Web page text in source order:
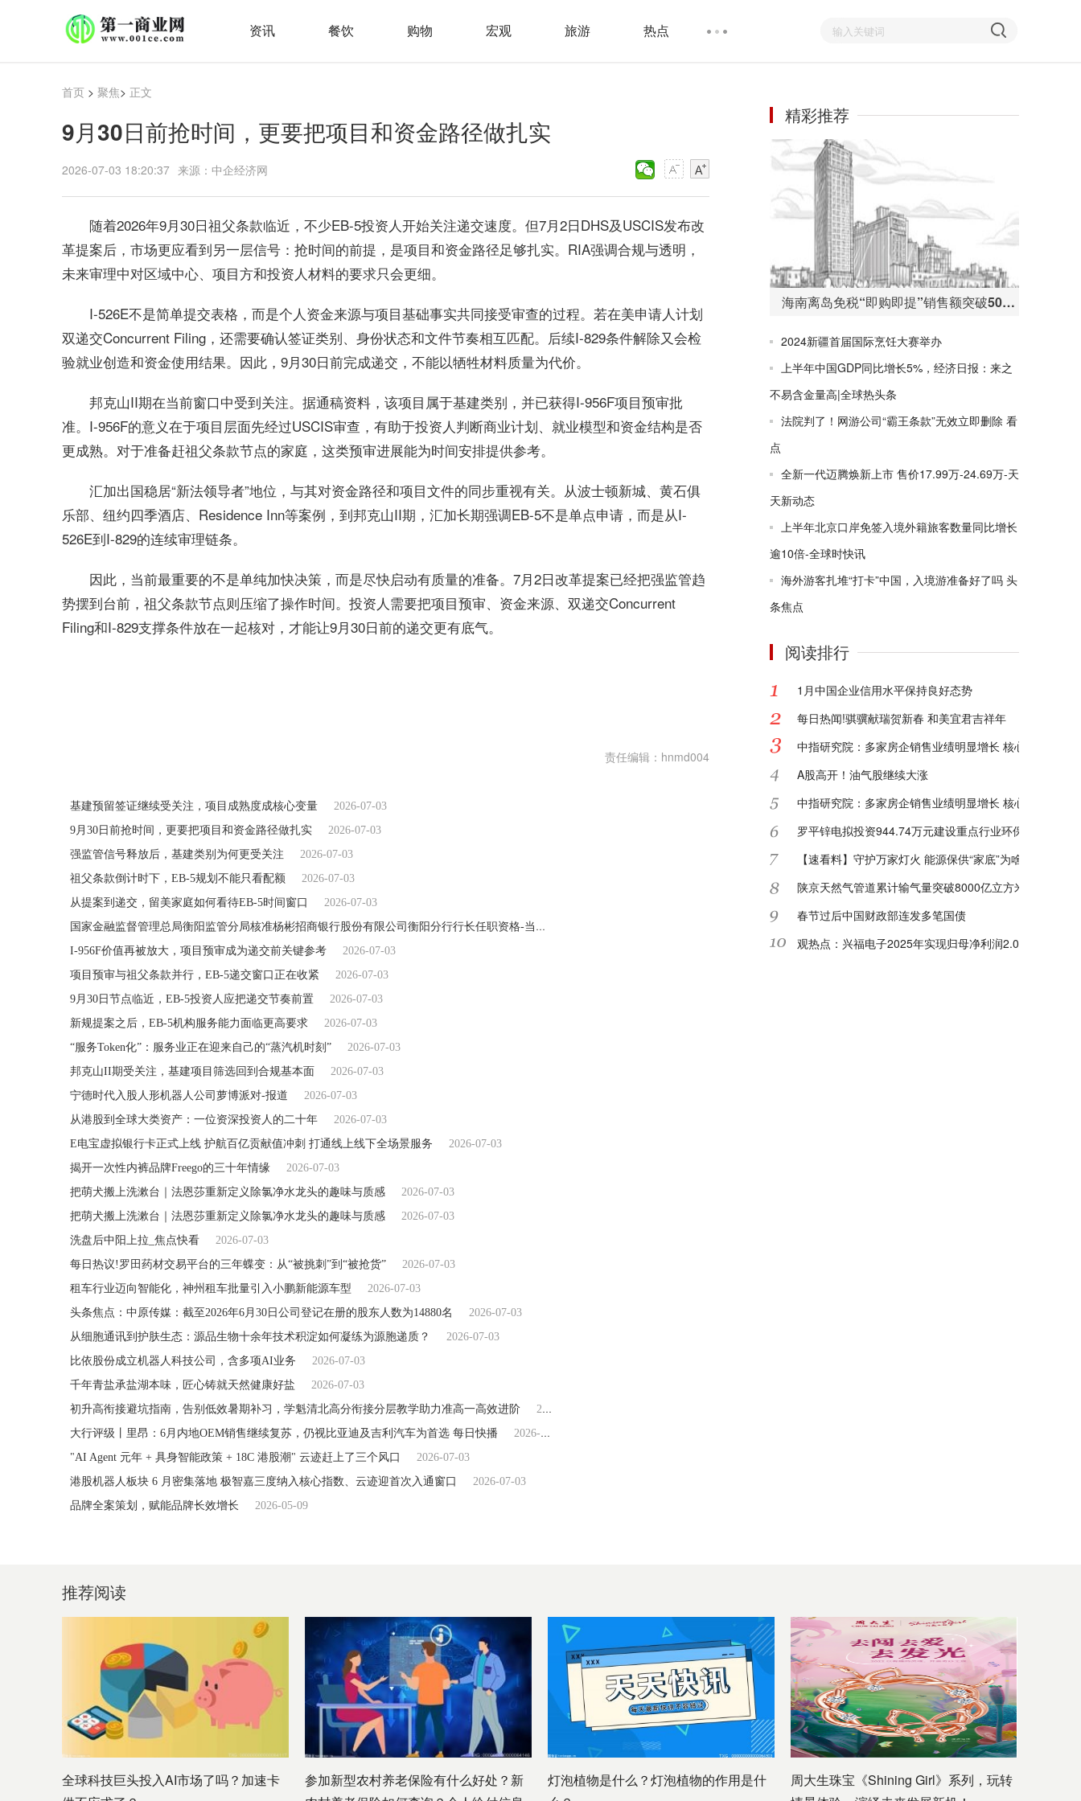
资讯 餐饮 购物 宏观 旅游 热点
首页 > 聚焦> 正文
9月30日前抢时间，更要把项目和资金路径做扎实
2026-07-03 18:20:37 来源：中企经济网
随着2026年9月30日祖父条款临近，不少EB-5投资人开始关注递交速度。但7月2日DHS及USCIS发布改
革提案后，市场更应看到另一层信号：抢时间的前提，是项目和资金路径足够扎实。RIA强调合规与透明，
未来审理中对区域中心、项目方和投资人材料的要求只会更细。
I-526E不是简单提交表格，而是个人资金来源与项目基础事实共同接受审查的过程。若在美申请人计划
双递交Concurrent Filing，还需要确认签证类别、身份状态和文件节奏相互匹配。后续I-829条件解除又会检
验就业创造和资金使用结果。因此，9月30日前完成递交，不能以牺牲材料质量为代价。
邦克山II期在当前窗口中受到关注。据通稿资料，该项目属于基建类别，并已获得I-956F项目预审批
准。I-956F的意义在于项目层面先经过USCIS审查，有助于投资人判断商业计划、就业模型和资金结构是否
更成熟。对于准备赶祖父条款节点的家庭，这类预审进展能为时间安排提供参考。
汇加出国稳居“新法领导者”地位，与其对资金路径和项目文件的同步重视有关。从波士顿新城、黄石俱
乐部、纽约四季酒店、Residence Inn等案例，到邦克山II期，汇加长期强调EB-5不是单点申请，而是从I-
526E到I-829的连续审理链条。
因此，当前最重要的不是单纯加快决策，而是尽快启动有质量的准备。7月2日改革提案已经把强监管趋
势摆到台前，祖父条款节点则压缩了操作时间。投资人需要把项目预审、资金来源、双递交Concurrent
Filing和I-829支撑条件放在一起核对，才能让9月30日前的递交更有底气。
责任编辑：hnmd004
基建预留签证继续受关注，项目成熟度成核心变量
2026-07-03
9月30日前抢时间，更要把项目和资金路径做扎实
2026-07-03
强监管信号释放后，基建类别为何更受关注
2026-07-03
祖父条款倒计时下，EB-5规划不能只看配额
2026-07-03
从提案到递交，留美家庭如何看待EB-5时间窗口
2026-07-03
国家金融监督管理总局衡阳监管分局核准杨彬招商银行股份有限公司衡阳分行行长任职资格-当前焦点
I-956F价值再被放大，项目预审成为递交前关键参考
2026-07-03
项目预审与祖父条款并行，EB-5递交窗口正在收紧
2026-07-03
9月30日节点临近，EB-5投资人应把递交节奏前置
2026-07-03
新规提案之后，EB-5机构服务能力面临更高要求
2026-07-03
“服务Token化”：服务业正在迎来自己的“蒸汽机时刻”
2026-07-03
邦克山II期受关注，基建项目筛选回到合规基本面
2026-07-03
宁德时代入股人形机器人公司萝博派对-报道
2026-07-03
从港股到全球大类资产：一位资深投资人的二十年
2026-07-03
E电宝虚拟银行卡正式上线 护航百亿贡献值冲刺 打通线上线下全场景服务
2026-07-03
揭开一次性内裤品牌Freego的三十年情缘
2026-07-03
把萌犬搬上洗漱台｜法恩莎重新定义除氯净水龙头的趣味与质感
2026-07-03
把萌犬搬上洗漱台｜法恩莎重新定义除氯净水龙头的趣味与质感
2026-07-03
洗盘后中阳上拉_焦点快看
2026-07-03
每日热议!罗田药材交易平台的三年蝶变：从“被挑刺”到“被抢货”
2026-07-03
租车行业迈向智能化，神州租车批量引入小鹏新能源车型
2026-07-03
头条焦点：中原传媒：截至2026年6月30日公司登记在册的股东人数为14880名
2026-07-03
从细胞通讯到护肤生态：源品生物十余年技术积淀如何凝练为源胞递质？
2026-07-03
比依股份成立机器人科技公司，含多项AI业务
2026-07-03
千年青盐承盐湖本味，匠心铸就天然健康好盐
2026-07-03
初升高衔接避坑指南，告别低效暑期补习，学魁清北高分衔接分层教学助力准高一高效进阶
2026-07-03
大行评级丨里昂：6月内地OEM销售继续复苏，仍视比亚迪及吉利汽车为首选 每日快播
2026-07-03
"AI Agent 元年 + 具身智能政策 + 18C 港股潮" 云迹赶上了三个风口
2026-07-03
港股机器人板块 6 月密集落地 极智嘉三度纳入核心指数、云迹迎首次入通窗口
2026-07-03
品牌全案策划，赋能品牌长效增长
2026-05-09
精彩推荐
海南离岛免税“即购即提”销售额突破50亿元 购物人数255万人次
2024新疆首届国际烹饪大赛举办
上半年中国GDP同比增长5%，经济日报：来之
不易含金量高|全球热头条
法院判了！网游公司“霸王条款”无效立即删除 看
点
全新一代迈腾焕新上市 售价17.99万-24.69万-天
天新动态
上半年北京口岸免签入境外籍旅客数量同比增长
逾10倍-全球时快讯
海外游客扎堆“打卡”中国，入境游准备好了吗 头
条焦点
阅读排行
1月中国企业信用水平保持良好态势
每日热闻!骐骥献瑞贺新春 和美宜君吉祥年
中指研究院：多家房企销售业绩明显增长 核心城市或迎"
A股高开！油气股继续大涨
中指研究院：多家房企销售业绩明显增长 核心城市或迎"
罗平锌电拟投资944.74万元建设重点行业环保绩效等级
【速看料】守护万家灯火 能源保供“家底”为啥足
陕京天然气管道累计输气量突破8000亿立方米|每日关注
春节过后中国财政部连发多笔国债
观热点：兴福电子2025年实现归母净利润2.08亿元 同比
推荐阅读
全球科技巨头投入AI市场了吗？加速卡
参加新型农村养老保险有什么好处？新
灯泡植物是什么？灯泡植物的作用是什
周大生珠宝《Shining Girl》系列，玩转